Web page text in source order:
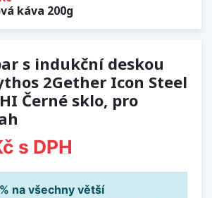
káva 200g
s indukční deskou
2Gether Icon Steel
Černé sklo, pro
s DPH
na všechny větší